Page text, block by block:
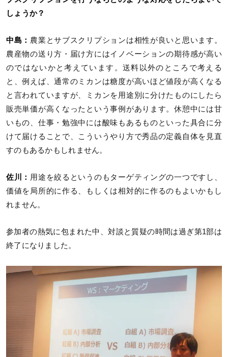
しょうか？
中島： 農業とサブスクリプションは相性が良いと思います。
農産物の送り方・届け方にはイノベーションの期待感が高い
のではないかと考えています。送料以外のところで考える
と、例えば、通常のミカンは糖度が高いほど値段が高くなる
と言われていますが、ミカンを用途別に分けたものにしたら
販売単価が高くなったという事例があります。休憩中には甘
いもの、仕事・勉強中には酸味もあるものといった具合に分
けて届けることで、こういうやり方で秀品の定義自体を見直
すのもあるかもしれません。
佐川： 用途を絞るというのもターゲティングの一つですし、
価値を局所的に作る、もしくは相対的に作るのもよいかもし
れません。
参加者の熱気に包まれた中、対談と質疑の時間は過ぎ第1部は
終了になりました。